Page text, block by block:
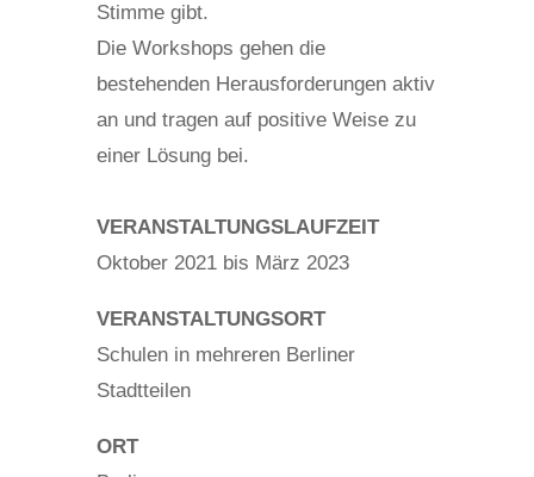
Stimme gibt.
Die Workshops gehen die
bestehenden Herausforderungen aktiv
an und tragen auf positive Weise zu
einer Lösung bei.
VERANSTALTUNGSLAUFZEIT
Oktober 2021 bis März 2023
VERANSTALTUNGSORT
Schulen in mehreren Berliner
Stadtteilen
ORT